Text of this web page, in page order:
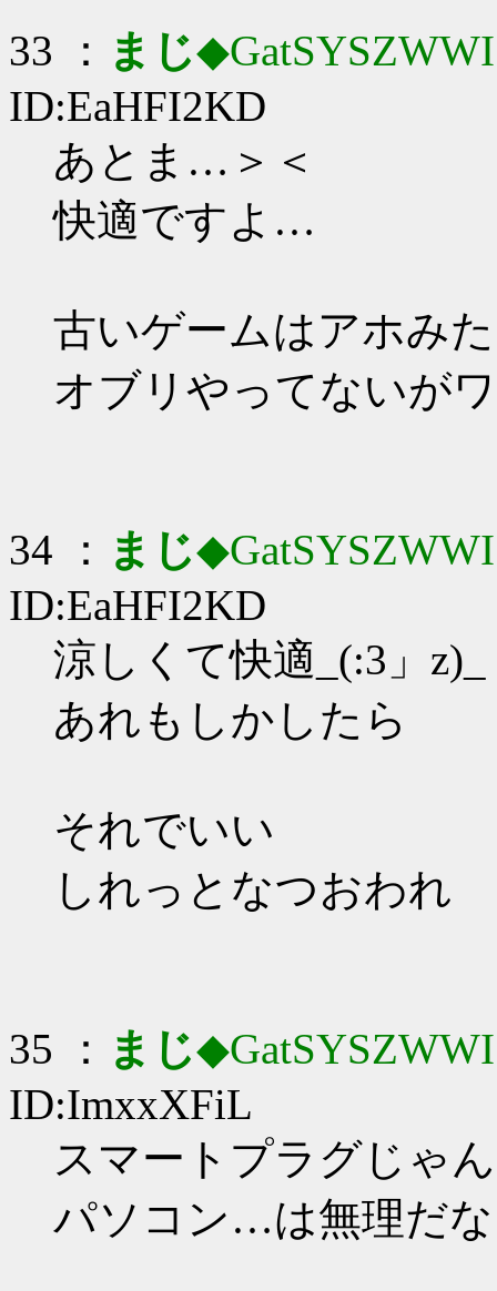
33 ： まじ◆GatSYSZWWI
ID:EaHFI2KD
あとま…＞＜
快適ですよ…
古いゲームはアホみ
オブリやってないが
34 ： まじ◆GatSYSZWWI
ID:EaHFI2KD
涼しくて快適_(:3」z)_
あれもしかしたら
それでいい
しれっとなつおわれ
35 ： まじ◆GatSYSZWWI
ID:ImxxXFiL
スマートプラグじゃ
パソコン…は無理だな